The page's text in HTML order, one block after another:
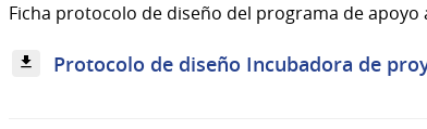
Ficha protocolo de diseño del programa de
Protocolo de diseño Incubadora de